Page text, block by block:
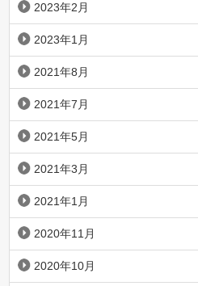
2023年2月
2023年1月
2021年8月
2021年7月
2021年5月
2021年3月
2021年1月
2020年11月
2020年10月